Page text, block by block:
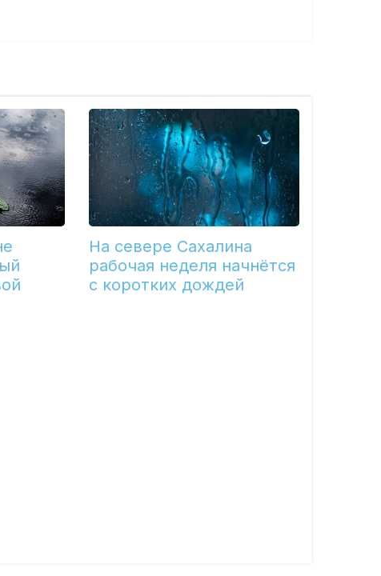
На севере Сахалина
рабочая неделя начнётся
с коротких дождей